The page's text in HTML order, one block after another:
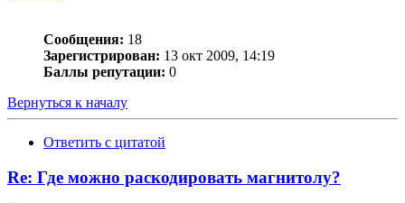
Сообщения: 18
Зарегистрирован: 13 окт 2009, 14:19
Баллы репутации: 0
Вернуться к началу
Ответить с цитатой
Re: Где можно раскодировать магнитолу?